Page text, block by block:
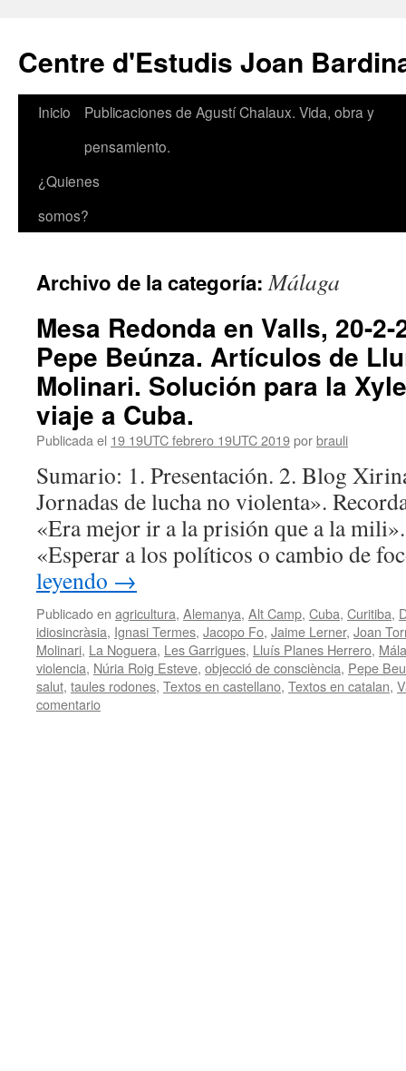
contenido
Centre d'Estudis Joan
Inicio
Publicaciones de Agustí Chalaux. Vida, obra y
pensamiento.
¿Quienes
somos?
Archivo de la categoría:Málaga
Mesa Redonda en Valls, 20-
Pepe Beúnza. Artículos de
Molinari. Solución para la
viaje a Cuba.
Publicada el 19 19UTC febrero 19UTC 2019porbrauli
Sumario: 1. Presentación. 2. Blog
Jornadas de lucha no violenta».
«Era mejor ir a la prisión que a la
«Esperar a los políticos o cambio de
leyendo →
Publicado en agricultura, Alemanya, Alt Camp, Cuba, Curitiba,
idiosincràsia, Ignasi Termes, Jacopo Fo, Jaime Lerner, Joan
Molinari, La Noguera, Les Garrigues, Lluís Planes Herrero,
violencia, Núria Roig Esteve, objecció de consciència, Pepe
salut, taules rodones, Textos en castellano, Textos en catalan,
comentario